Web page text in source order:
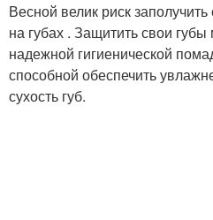
Весной велик риск
на губах . Защитить свои
надежной гигиенической
способной обеспечить
сухость губ.